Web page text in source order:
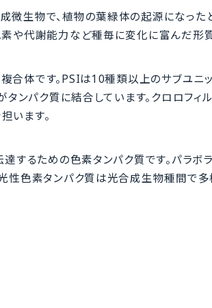
生物で、植物の葉緑体の起源になった
や代謝能力など種毎に変化に富んだ形質
体です。PSIは10種類以上のサブユニ
タンパク質に結合しています。クロロフ
います。
るための色素タンパク質です。パラボ
性色素タンパク質は光合成生物種間で多